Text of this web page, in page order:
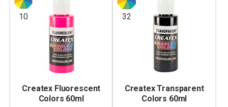
10
Createx Fluorescent
Colors 60ml
32
Createx Transparent
Colors 60ml